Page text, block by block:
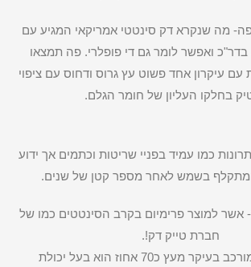
מה שנקרא דק סינטטי אמריקאי המגיע עם
בדר"כ ואפשר לומר גם די פופלרי. פה תמצאו
עם עיקרון אחד פשוט עץ גרוס ודחוס עם ציפוי
בחלקו העליון של חומר הגלם.
כמו עמיד בפניי שריטות וכתמים אך ידוע
בשמש לאחר מספר קטן של שנים.
אשר למוצר פרימיום בקרב הסינטטים כמו של
חברת טייק דק!.
חומר הגלם המורכב בעיקר מעץ כ70 אחוז הוא בעל יכולת